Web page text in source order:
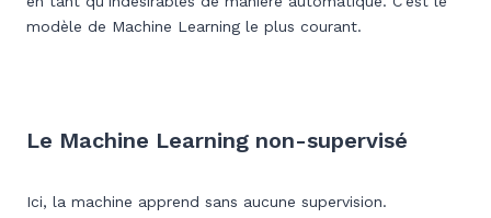
modèle de Machine Learning le plus courant.
Le Machine Learning non-supervisé
Ici, la machine apprend sans aucune supervision.